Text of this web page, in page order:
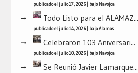
publicado el julio 17, 2026| bajoNavojoa
Todo Listo para el ALAMAZ...
publicado el julio 14, 2026| bajoÁlamos
Celebraron 103 Aniversari...
publicado el julio 10, 2026| bajoNavojoa
Se Reunió Javier Lamarque...